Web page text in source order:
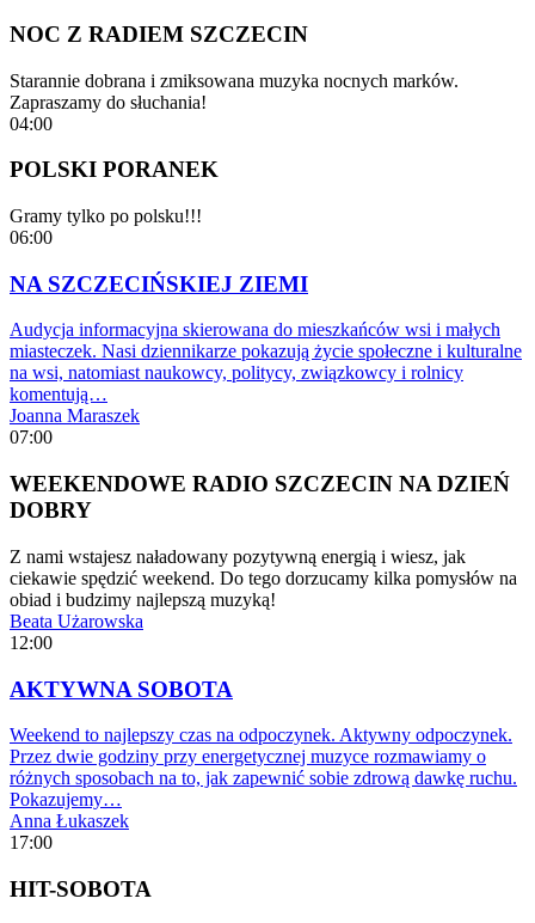
NOC Z RADIEM SZCZECIN
Starannie dobrana i zmiksowana muzyka nocnych marków.
Zapraszamy do słuchania!
04:00
POLSKI PORANEK
Gramy tylko po polsku!!!
06:00
NA SZCZECIŃSKIEJ ZIEMI
Audycja informacyjna skierowana do mieszkańców wsi i małych
miasteczek. Nasi dziennikarze pokazują życie społeczne i kulturalne
na wsi, natomiast naukowcy, politycy, związkowcy i rolnicy
komentują…
Joanna Maraszek
07:00
WEEKENDOWE RADIO SZCZECIN NA DZIEŃ
DOBRY
Z nami wstajesz naładowany pozytywną energią i wiesz, jak
ciekawie spędzić weekend. Do tego dorzucamy kilka pomysłów na
obiad i budzimy najlepszą muzyką!
Beata Użarowska
12:00
AKTYWNA SOBOTA
Weekend to najlepszy czas na odpoczynek. Aktywny odpoczynek.
Przez dwie godziny przy energetycznej muzyce rozmawiamy o
różnych sposobach na to, jak zapewnić sobie zdrową dawkę ruchu.
Pokazujemy…
Anna Łukaszek
17:00
HIT-SOBOTA